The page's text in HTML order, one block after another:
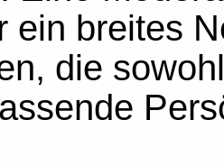
ein breites
die